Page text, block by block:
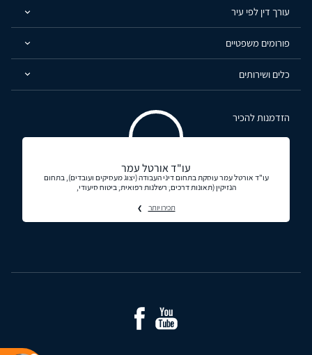
עורך דין לפי עיר
פורומים משפטיים
כלים ושירותים
הזדמנות להכיר
עו"ד אורטל עמר
עו"ד אורטל עמר עוסקת בתחום דיני העבודה (יצוג מעסיקים ועובדים), בתחום
הנזיקין (תאונות דרכים, רשלנות רפואית, ביטוח סיעודי,
תכירו יותר